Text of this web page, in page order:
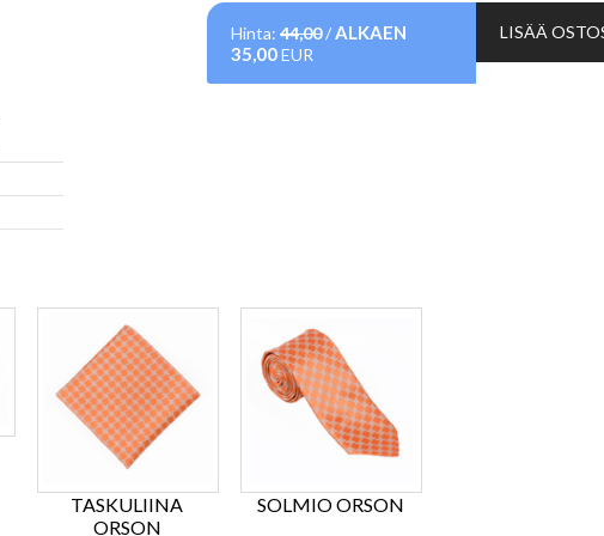
Hinta: 44,00/ALKAEN
35,00EUR
LISÄÄ
TASKULIINA
ORSON
SOLMIO ORSON